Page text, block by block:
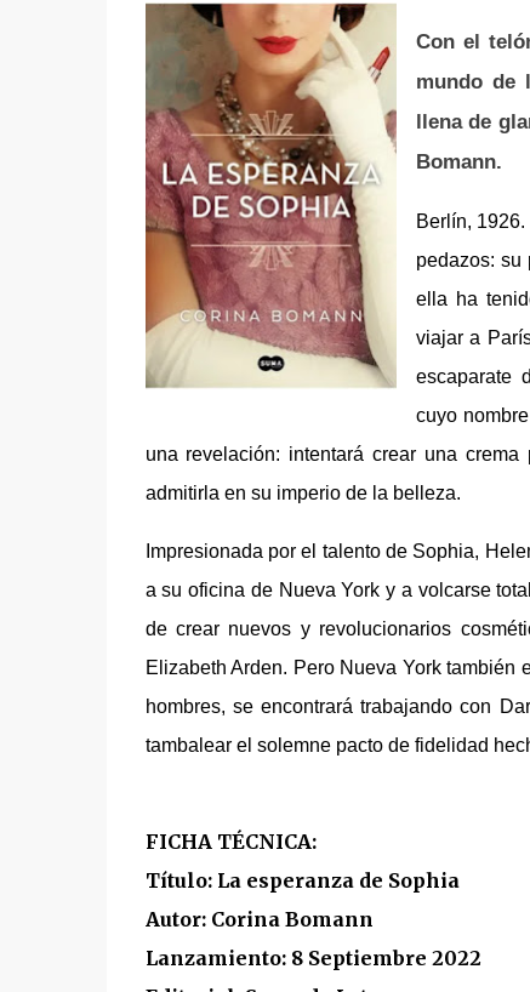
Con el
mundo de
llena de
Bomann.
Berlín, 1926
pedazos: su
ella ha
viajar a
escaparate
cuyo
una revelación: intentará crear una
admitirla en su imperio de la belleza.
Impresionada por el talento de Sophia,
a su oficina de Nueva York y a volcarse
de crear nuevos y revolucionarios
Elizabeth Arden. Pero Nueva York
hombres, se encontrará trabajando con
tambalear el solemne pacto de fidelidad
FICHA TÉCNICA:
Título: La esperanza de Sophia
Autor: Corina Bomann
Lanzamiento: 8 Septiembre 2022